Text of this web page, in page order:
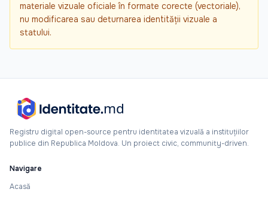
materiale vizuale oficiale în formate corecte (vectoriale),
nu modificarea sau deturnarea identității vizuale a
statului.
Registru digital open-source pentru identitatea vizuală a instituțiilor
publice din Republica Moldova. Un proiect civic, community-driven.
Navigare
Acasă